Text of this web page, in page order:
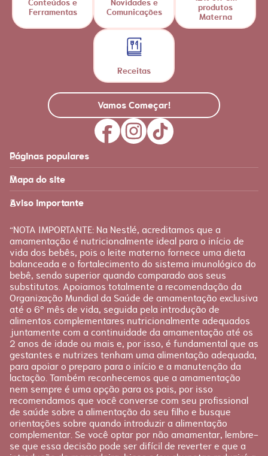
Ferramentas Comunicações produtos
Materna
Receitas
Vamos Começar!
Páginas populares
Feito para você Materna
FAQ
Fale conosco
Mapa do site
Produtos
Loja Nestlé FamilyNes
Produtos Materna
Recursos
Etapas
Gravidez
Planejamento
Pós-parto
Aviso importante
“NOTA IMPORTANTE: Na Nestlé, acreditamos que a
amamentação é nutricionalmente ideal para o início de
vida dos bebês, pois o leite materno fornece uma dieta
balanceada e o fortalecimento do sistema imunológico do
bebê, sendo superior quando comparado aos seus
substitutos. Apoiamos totalmente a recomendação da
Organização Mundial da Saúde de amamentação exclusiva
até o 6º mês de vida, seguida pela introdução de
alimentos complementares nutricionalmente adequados
juntamente com a continuidade da amamentação até os
2 anos de idade ou mais e, por isso, é fundamental que as
gestantes e nutrizes tenham uma alimentação adequada,
para apoiar o preparo para o início e a manutenção da
lactação. Também reconhecemos que a amamentação
nem sempre é uma opção para os pais, por isso
recomendamos que você converse com seu profissional
de saúde sobre a alimentação do seu filho e busque
orientações sobre quando introduzir a alimentação
complementar. Se você optar por não amamentar, lembre-
se que essa decisão pode ser difícil de reverter e que a